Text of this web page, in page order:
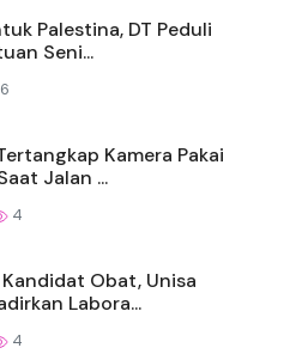
Palestina, DT Peduli
Seni...
6
Kamera Pakai
Jalan ...
4
Obat, Unisa
Labora...
4